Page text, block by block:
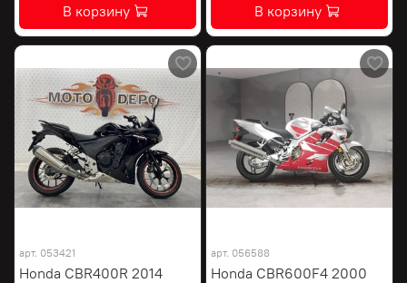
В корзину В корзину
арт. 053421
Honda CBR400R 2014
арт. 056588
Honda CBR600F4 2000